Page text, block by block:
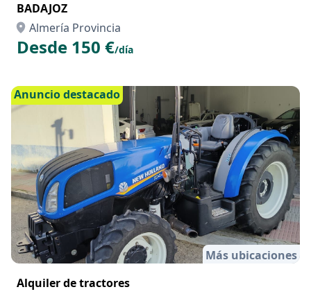
BADAJOZ
Almería Provincia
Desde 150 €/día
Anuncio destacado
Más ubicaciones
Alquiler de tractores